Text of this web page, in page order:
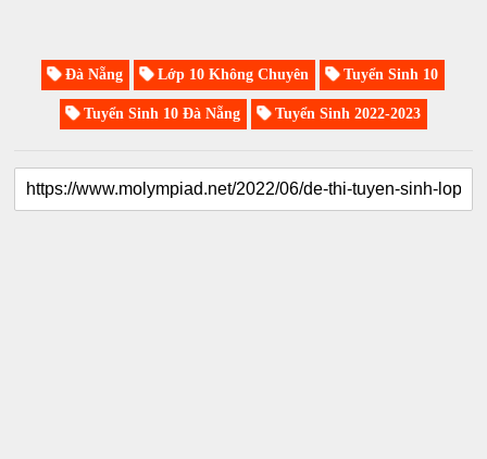
Đà Nẵng Lớp 10 Không Chuyên Tuyển Sinh 10
Tuyển Sinh 10 Đà Nẵng Tuyển Sinh 2022-2023